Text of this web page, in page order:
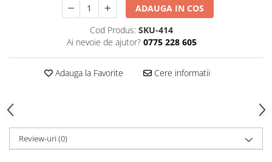
ADAUGA IN COS
Cod Produs: SKU-414
Ai nevoie de ajutor? 0775 228 605
Adauga la Favorite Cere informatii
Review-uri(0)